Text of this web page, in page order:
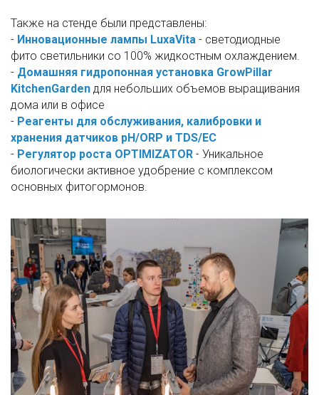
Также на стенде были представлены:
- Инновационные лампы LuxaVita - светодиодные
фито светильники со 100% жидкостным охлаждением.
- Домашняя гидропонная установка GrowPillar
KitchenGarden для небольших объемов выращивания
дома или в офисе
- Реагенты для обслуживания, калибровки и
хранения датчиков pH/ORP и TDS/EC
- Регулятор роста OPTIMIZATOR - Уникальное
биологически активное удобрение с комплексом
основных фитогормонов.